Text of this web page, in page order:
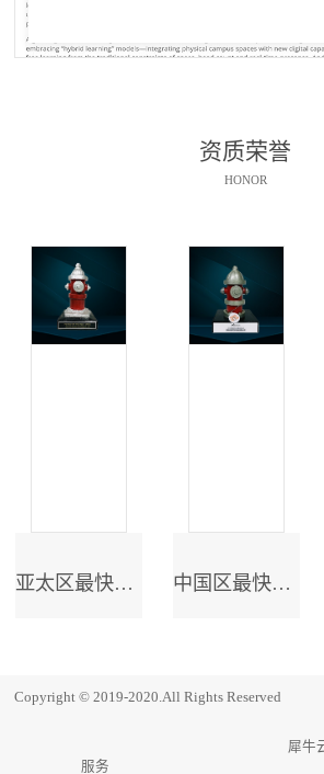
资质荣誉
HONOR
亚太区最快成长奖 中国区最快成长奖
Copyright © 2019-2020.All Rights Reserved
犀牛
服务